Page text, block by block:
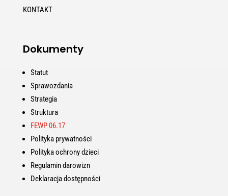
KONTAKT
Dokumenty
Statut
Sprawozdania
Strategia
Struktura
FEWP 06.17
Polityka prywatności
Polityka ochrony dzieci
Regulamin darowizn
Deklaracja dostępności